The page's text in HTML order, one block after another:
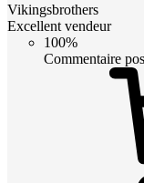
Vikingsbrothers
Excellent vendeur
100%
Commentaire